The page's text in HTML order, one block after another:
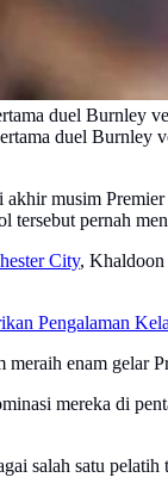
duel Burnley
duel Burnley
akhir musim
tersebut pernah
City, Khaldoon
Pengalaman
meraih enam
mereka di
salah satu